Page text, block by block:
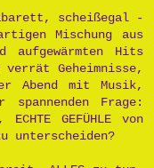
scheißegal -
Mischung aus
aufgewärmten Hits
Geheimnisse,
Abend mit Musik,
Frage:
GEFÜHLE von
zu unterscheiden?